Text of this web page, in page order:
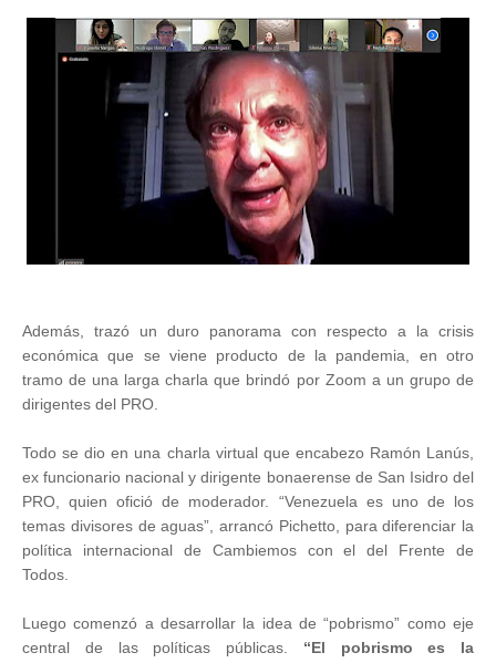
Además, trazó un duro panorama con respecto a la crisis
económica que se viene producto de la pandemia, en otro
tramo de una larga charla que brindó por Zoom a un grupo de
dirigentes del PRO.
Todo se dio en una charla virtual que encabezo Ramón Lanús,
ex funcionario nacional y dirigente bonaerense de San Isidro del
PRO, quien ofició de moderador. “Venezuela es uno de los
temas divisores de aguas”, arrancó Pichetto, para diferenciar la
política internacional de Cambiemos con el del Frente de
Todos.
Luego comenzó a desarrollar la idea de “pobrismo” como eje
central de las políticas públicas. “El pobrismo es la